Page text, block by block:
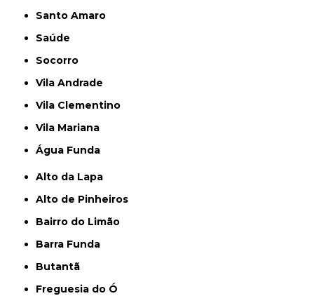
Santo Amaro
Saúde
Socorro
Vila Andrade
Vila Clementino
Vila Mariana
Água Funda
Alto da Lapa
Alto de Pinheiros
Bairro do Limão
Barra Funda
Butantã
Freguesia do Ó